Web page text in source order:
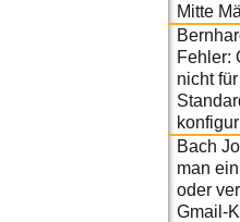
Mitte
Fehler:
nicht
Bach
man
oder
Gmail-